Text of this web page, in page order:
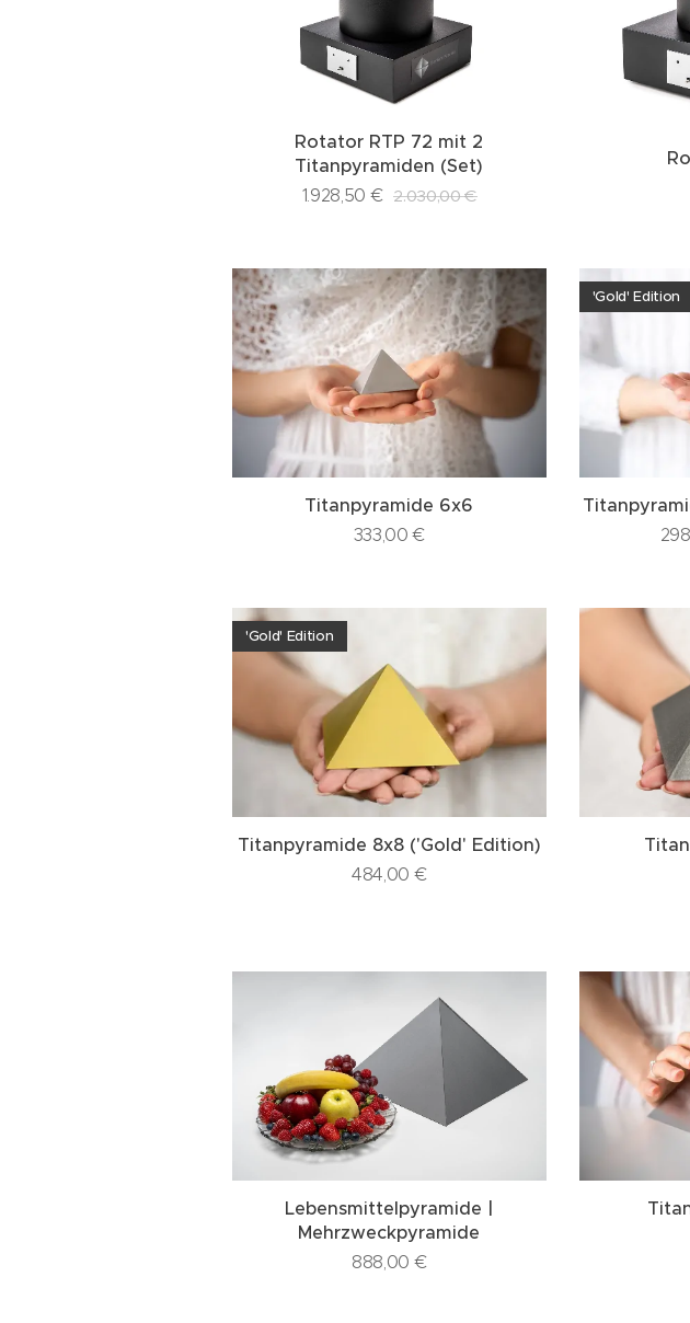
Rotator RTP 72 mit 2
Titanpyramiden (Set)
1.928,50 € 2.030,00€
Titanpyramide 6x6
333,00 €
'Gold' Edition
Titanpyramide 8x8 ('Gold' Edition)
'Gold' Edition
484,00 €
Lebensmittelpyramide |
Mehrzweckpyramide
888,00 €